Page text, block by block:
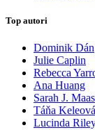
Top autori
Dominik Dán
Julie Caplin
Rebecca
Ana Huang
Sarah J. Maas
Táňa
Lucinda